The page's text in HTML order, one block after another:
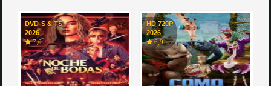
DVD-S & TS
2026
7,0
HD 720P
2026
6,9